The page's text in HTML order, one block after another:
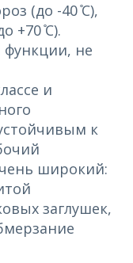
(до -40 ̊С),
+70 ̊С).
не
и
к
широкий:
заглушек,